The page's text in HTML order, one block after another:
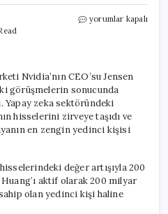
Tayvanlı
Çin
Görüşmelerinin
Kazananı
Oldu
için
yorumlar kapalı
Nvidia’nın CEO’su Jensen
görüşmelerin sonucunda
zeka sektöründeki
hisselerini zirveye taşıdı ve
en zengin yedinci kişisi
değer artışıyla 200
aktif olarak 200 milyar
olan yedinci kişi haline